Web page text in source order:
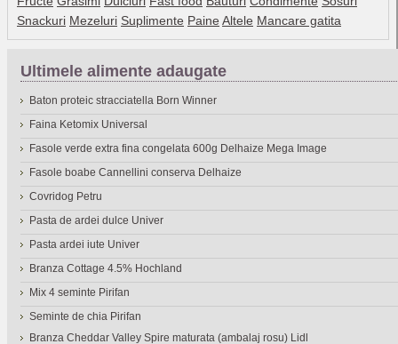
Snackuri Mezeluri Suplimente Paine Altele Mancare gatita
Ultimele alimente adaugate
Baton proteic stracciatella Born Winner
Faina Ketomix Universal
Fasole verde extra fina congelata 600g Delhaize Mega Image
Fasole boabe Cannellini conserva Delhaize
Covridog Petru
Pasta de ardei dulce Univer
Pasta ardei iute Univer
Branza Cottage 4.5% Hochland
Mix 4 seminte Pirifan
Seminte de chia Pirifan
Branza Cheddar Valley Spire maturata (ambalaj rosu) Lidl